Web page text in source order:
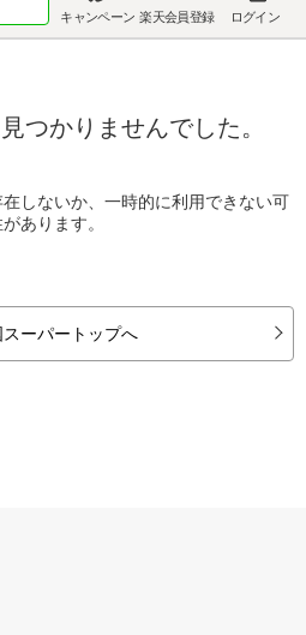
キャンペーン 楽天会員登録 ログイン
つかりませんでした。
しないか、一時的に利用できない可
あります。
ーパートップへ